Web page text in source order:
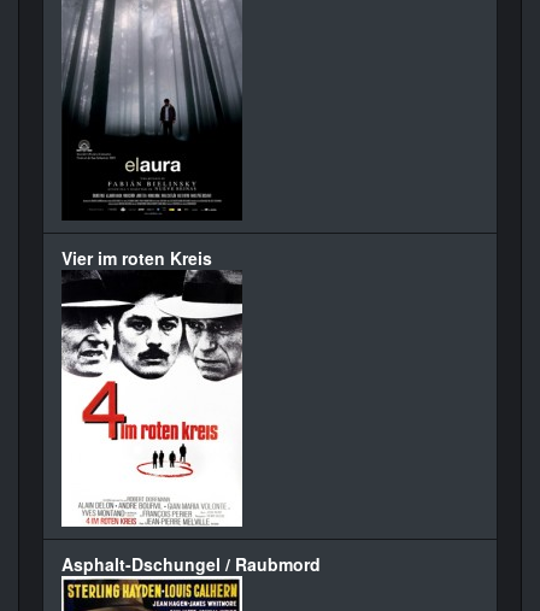
Vier im roten Kreis
Asphalt-Dschungel / Raubmord